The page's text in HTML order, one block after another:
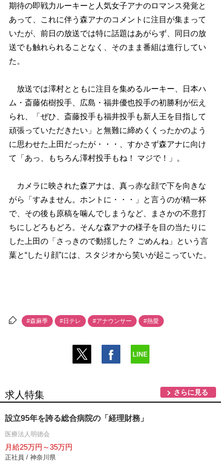
期待の即戦力ルーキーと人気女子アナのロマンス発覚と
あって、これに伴う森アナのコメントに注目が集まって
いたが、前日の放送では特に話題はあがらず、同日の放
送でも触れられることなく、そのまま番組は進行してい
た。
放送では澤村とともに注目を集めるルーキー、日本ハ
ム・斎藤佑樹投手、広島・福井優也投手の初勝利が伝え
られ、「ぜひ、斎藤投手も福井投手も新人王を目指して
頑張っていただきたい」と無難に締めくくったかのよう
に思わせた上田だったが・・・、すかさず森アナに向け
て「あっ、もちろん澤村投手もね！ マジで！」。
カメラに映された森アナは、真っ赤な顔で下を向きな
がら「すみません。ホントに・・・」と言うのが精一杯
で、その後も原稿を噛んでしまうなど、まさかの不意打
ちにしどろもどろ。そんな森アナの様子を目の当たりに
した上田の「さっきので動揺した？ ごめんね」という言
葉と“したり顔”には、スタジオから笑いが起こっていた。
#森麻季 #日テレ #アナウンサー #熱愛
求人特集 さらに見る
設立95年を誇る総合病院の「経理財務」
医療法人明徳会
月給25万円～35万円
正社員 / 神奈川県